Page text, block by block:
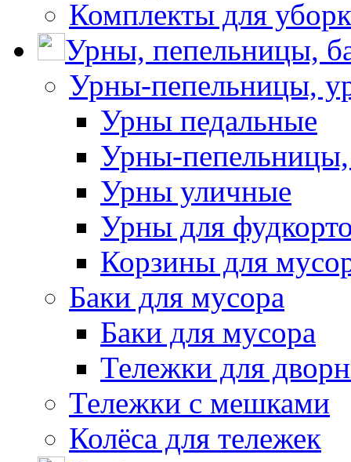
Комплекты для
Урны, пепельницы,
Урны-пепельницы,
Урны педальные
Урны-
Урны уличные
Урны для
Корзины для
Баки для мусора
Баки для мусора
Тележки для
Тележки с мешками
Колёса для тележек